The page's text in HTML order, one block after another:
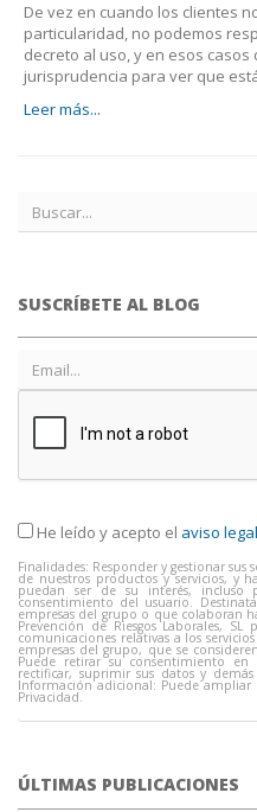
De vez en cuando los clientes
particularidad, no podemos
decreto al uso, y en esos
jurisprudencia para ver que
Leer más...
SUSCRÍBETE AL BLOG
He leído y acepto el aviso
Finalidades: Responder y gestionar
de nuestros productos y servicios, y
puedan ser de su interés, incluso
consentimiento del usuario.
empresas del grupo o que colaboran
Prevención de Riesgos Laborales,
comunicaciones relativas a los
empresas del grupo, que se
Puede retirar su consentimiento
rectificar, suprimir sus datos y
Información adicional: Puede
Privacidad.
ÚLTIMAS PUBLICACIONES